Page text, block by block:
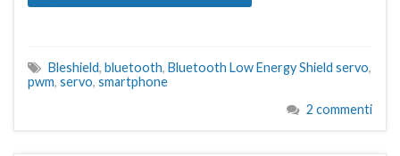
Bleshield, bluetooth, Bluetooth Low Energy Shield servo,
pwm, servo, smartphone
2 commenti